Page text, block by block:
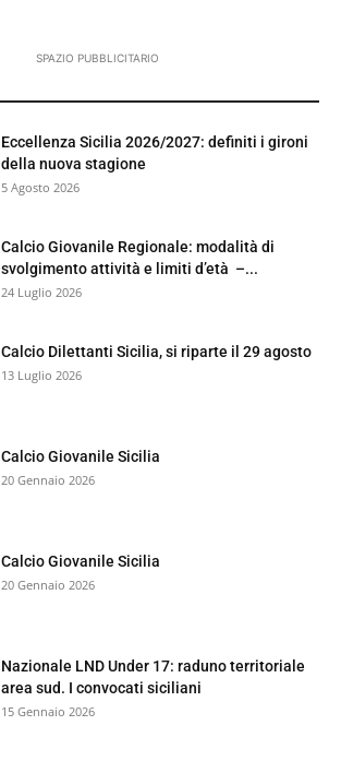
SPAZIO PUBBLICITARIO
Eccellenza Sicilia 2026/2027: definiti i gironi
della nuova stagione
5 Agosto 2026
Calcio Giovanile Regionale: modalità di
svolgimento attività e limiti d’età –...
24 Luglio 2026
Calcio Dilettanti Sicilia, si riparte il 29 agosto
13 Luglio 2026
Calcio Giovanile Sicilia
20 Gennaio 2026
Calcio Giovanile Sicilia
20 Gennaio 2026
Nazionale LND Under 17: raduno territoriale
area sud. I convocati siciliani
15 Gennaio 2026